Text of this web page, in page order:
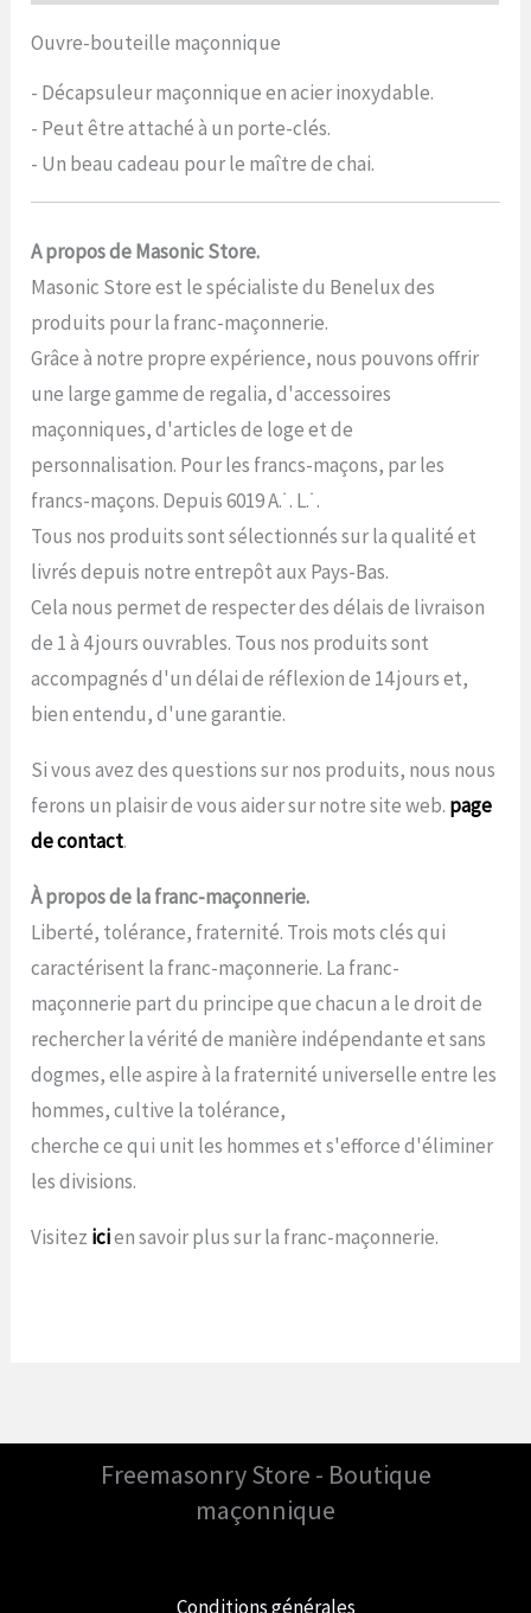
Ouvre-bouteille maçonnique
- Décapsuleur maçonnique en acier inoxydable.
- Peut être attaché à un porte-clés.
- Un beau cadeau pour le maître de chai.
A propos de Masonic Store.
Masonic Store est le spécialiste du Benelux des
produits pour la franc-maçonnerie.
Grâce à notre propre expérience, nous pouvons offrir
une large gamme de regalia, d'accessoires
maçonniques, d'articles de loge et de
personnalisation. Pour les francs-maçons, par les
francs-maçons. Depuis 6019 A.˙. L.˙.
Tous nos produits sont sélectionnés sur la qualité et
livrés depuis notre entrepôt aux Pays-Bas.
Cela nous permet de respecter des délais de livraison
de 1 à 4 jours ouvrables. Tous nos produits sont
accompagnés d'un délai de réflexion de 14 jours et,
bien entendu, d'une garantie.
Si vous avez des questions sur nos produits, nous nous
ferons un plaisir de vous aider sur notre site web. page
de contact.
À propos de la franc-maçonnerie.
Liberté, tolérance, fraternité. Trois mots clés qui
caractérisent la franc-maçonnerie. La franc-
maçonnerie part du principe que chacun a le droit de
rechercher la vérité de manière indépendante et sans
dogmes, elle aspire à la fraternité universelle entre les
hommes, cultive la tolérance,
cherche ce qui unit les hommes et s'efforce d'éliminer
les divisions.
Visitez icien savoir plus sur la franc-maçonnerie.
Freemasonry Store - Boutique
maçonnique
Conditions générales